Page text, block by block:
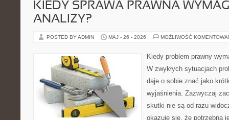
KIEDY SPRAWA PRAWNA
ANALIZY?
POSTED BY ADMIN MAJ - 26 - 2026 MOŻLIWOŚĆ
Kiedy problem prawny
W zwykłych sytuacjach
daje o sobie znać jako
wyjaśnienia. Zazwyczaj
skutki nie są od razu
okazuje się, że potrzebna